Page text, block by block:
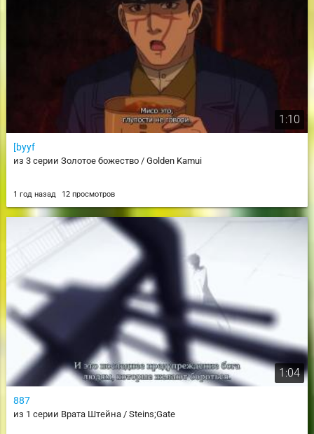
1:10
[byyf
из 3 серии Золотое божество / Golden Kamui
1 год назад 12 просмотров
1:04
887
из 1 серии Врата Штейна / Steins;Gate